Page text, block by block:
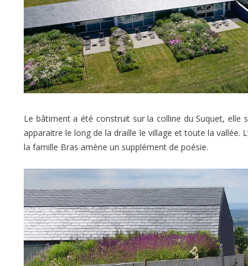
Le bâtiment a été construit sur la colline du Suquet, elle
apparaitre le long de la draille le village et toute la vallée.
la famille Bras amène un supplément de poésie.